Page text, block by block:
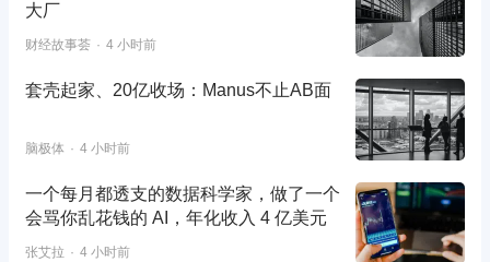
大厂
财经故事荟 4 小时前
套壳起家、20亿收场：Manus不止AB面
脑极体 4 小时前
一个每月都透支的数据科学家，做了一个
会骂你乱花钱的 AI，年化收入 4 亿美元
张艾拉 4 小时前